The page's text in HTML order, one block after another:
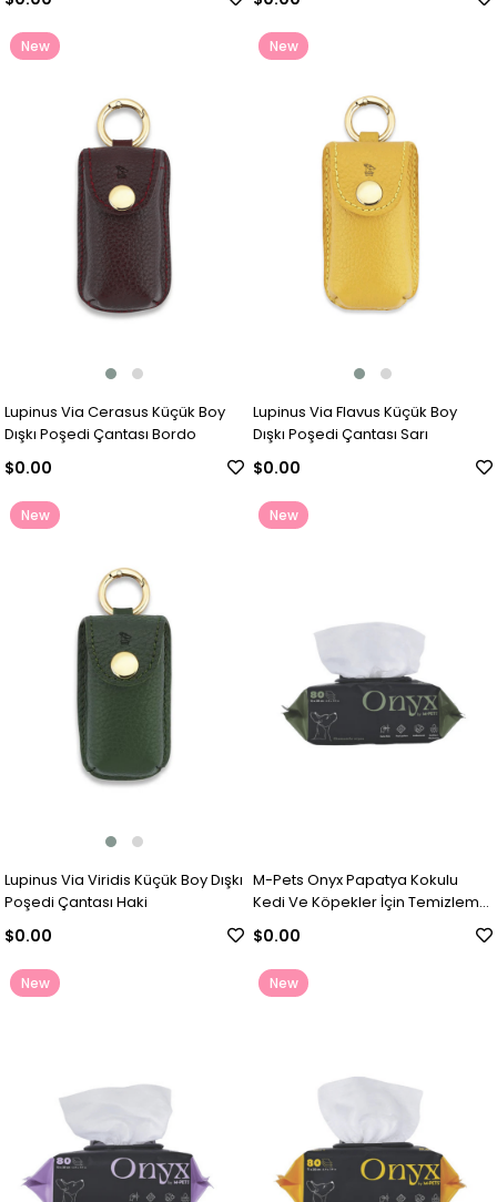
Lupinus Via Cerasus Küçük Boy
Dışkı Poşedi Çantası Bordo
$0.00
New
Lupinus Via Flavus Küçük Boy
Dışkı Poşedi Çantası Sarı
$0.00
New
Lupinus Via Viridis Küçük Boy Dışkı
Poşedi Çantası Haki
$0.00
New
M-Pets Onyx Papatya Kokulu
Kedi Ve Köpekler İçin Temizleme
Mendili 80li
$0.00
New
New
New